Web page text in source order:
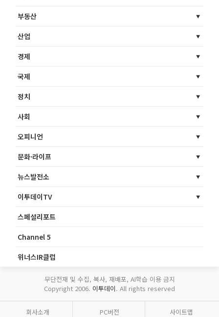
부동산
산업
경제
국제
정치
사회
오피니언
문화·라이프
뉴스발전소
이투데이TV
스페셜리포트
Channel 5
위너스IR클럽
무단전재 및 수집, 복사, 재배포, AI학습 이용 금지
Copyright 2006. 이투데이. All rights reserved
회사소개 PC버전 사이트맵